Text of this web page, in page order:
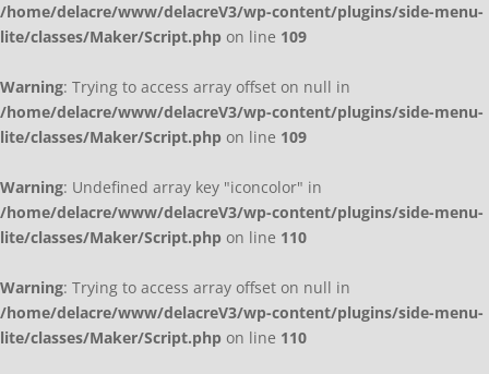
/home/delacre/www/delacreV3/wp-content/plugins/side-menu-
lite/classes/Maker/Script.php on line 109
Warning: Trying to access array offset on null in
/home/delacre/www/delacreV3/wp-content/plugins/side-menu-
lite/classes/Maker/Script.php on line 109
Warning: Undefined array key "iconcolor" in
/home/delacre/www/delacreV3/wp-content/plugins/side-menu-
lite/classes/Maker/Script.php on line 110
Warning: Trying to access array offset on null in
/home/delacre/www/delacreV3/wp-content/plugins/side-menu-
lite/classes/Maker/Script.php on line 110